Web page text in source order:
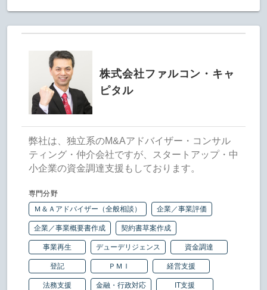
株式会社ファルコン・キャ
ピタル
弊社は、独立系のM&Aアドバイザー・コンサル
ティング・仲介会社ですが、スタートアップ・中
小企業の資金調達支援もしております。
専門分野
Ｍ＆Ａアドバイザー（全般相談）
企業／事業評価
企業／事業概要書作成 契約書草案作成
事業再生 デューデリジェンス 資金調達
登記 ＰＭＩ 経営支援
法務支援 金融・行政対応 IT支援